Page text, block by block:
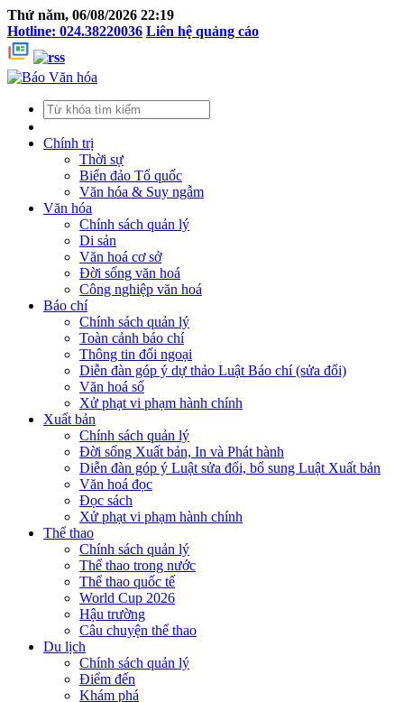
Thứ năm, 06/08/2026 22:19
Hotline: 024.38220036 Liên hệ quảng cáo
Chính trị
Thời sự
Biển đảo Tổ quốc
Văn hóa & Suy ngẫm
Văn hóa
Chính sách quản lý
Di sản
Văn hoá cơ sở
Đời sống văn hoá
Công nghiệp văn hoá
Báo chí
Chính sách quản lý
Toàn cảnh báo chí
Thông tin đối ngoại
Diễn đàn góp ý dự thảo Luật Báo chí (sửa đổi)
Văn hoá số
Xử phạt vi phạm hành chính
Xuất bản
Chính sách quản lý
Đời sống Xuất bản, In và Phát hành
Diễn đàn góp ý Luật sửa đổi, bổ sung Luật Xuất bản
Văn hoá đọc
Đọc sách
Xử phạt vi phạm hành chính
Thể thao
Chính sách quản lý
Thể thao trong nước
Thể thao quốc tế
World Cup 2026
Hậu trường
Câu chuyện thể thao
Du lịch
Chính sách quản lý
Điểm đến
Khám phá